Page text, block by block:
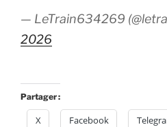
— LeTrain634269
2026
Partager :
X Facebook